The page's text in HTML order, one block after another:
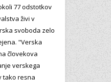
77 odstotkov
živi v
svoboda zelo
"Verska
človekova
verskega
tako resna